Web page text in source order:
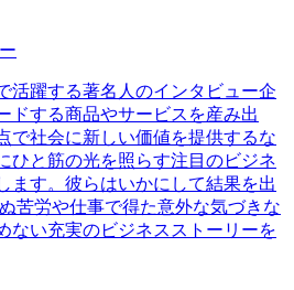
活躍する著名人のインタビュー企
ドする商品やサービスを産み出
で社会に新しい価値を提供するな
ひと筋の光を照らす注目のビジネ
ます。彼らはいかにして結果を出
苦労や仕事で得た意外な気づきな
ない充実のビジネスストーリーを